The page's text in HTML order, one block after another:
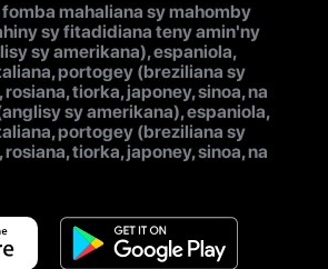
mahaliana sy mahomby
sy fitadidiana teny amin'ny
sy amerikana), espaniola,
portogey (breziliana sy
tiorka, japoney, sinoa, na
sy amerikana), espaniola,
portogey (breziliana sy
tiorka, japoney, sinoa, na